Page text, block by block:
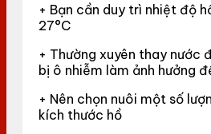
+ Bạn cần duy trì nhiệt độ
27°C
+ Thường xuyên thay nước
bị ô nhiễm làm ảnh hưởng
+ Nên chọn nuôi một số
kích thước hồ